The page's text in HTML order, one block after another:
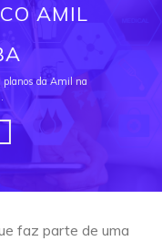
AMIL
planos da Amil na
faz parte de uma